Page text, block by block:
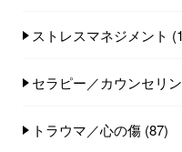
ストレスマネジメント
セラピー／カウンセリ
トラウマ／心の傷 (87)